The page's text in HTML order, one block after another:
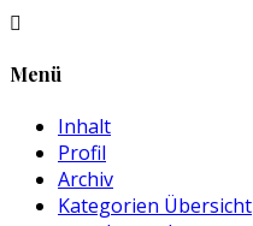
Menü
Inhalt
Profil
Archiv
Kategorien Übersicht